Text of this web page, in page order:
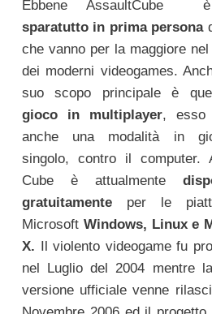
Ebbene
sparatutto in prima persona
che vanno per la maggiore nel
dei moderni videogames.
suo scopo principale è
gioco in multiplayer, esso
anche una modalità in
singolo, contro il computer.
Cube è attualmente
gratuitamente per le
Microsoft Windows, Linux e
X. Il violento videogame fu
nel Luglio del 2004 mentre
versione ufficiale venne